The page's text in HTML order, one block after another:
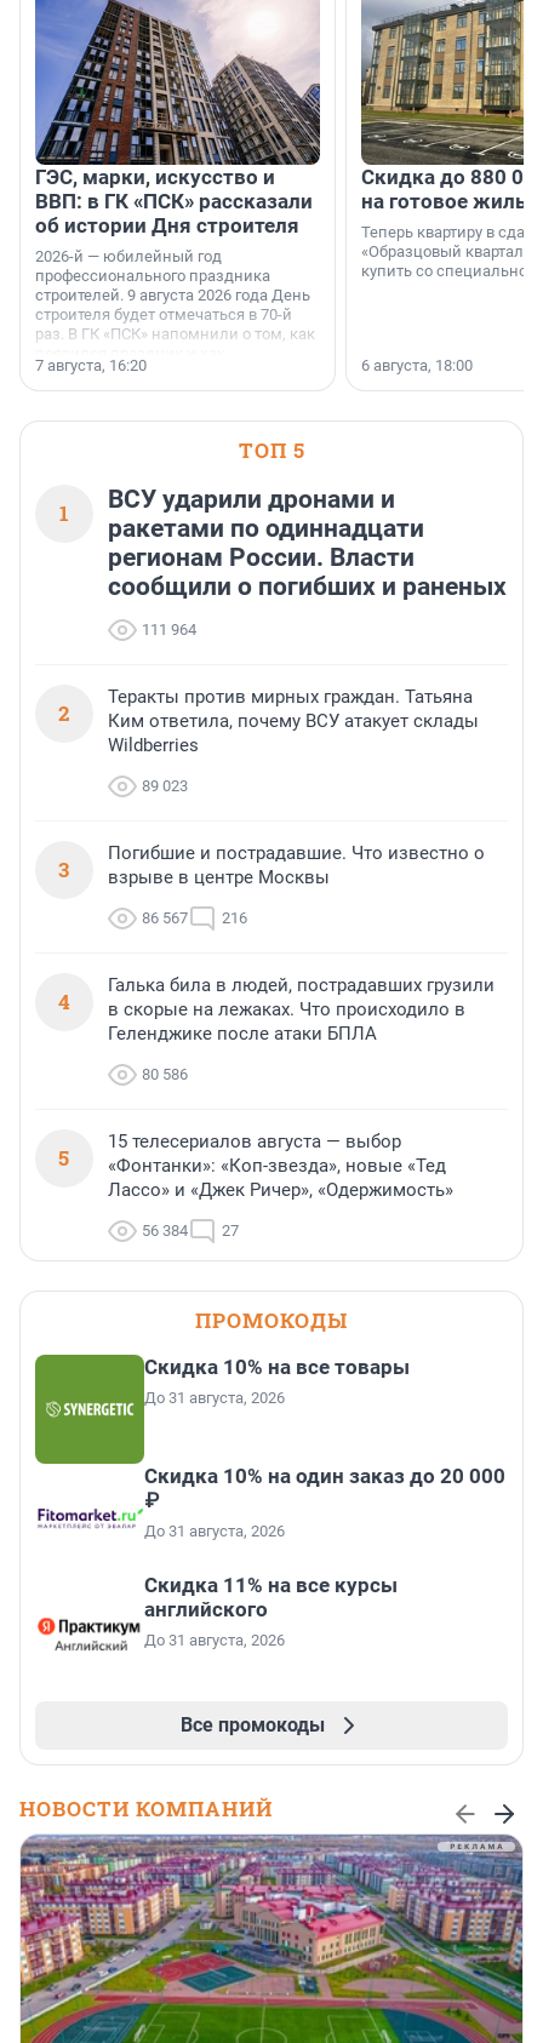
ГЭС, марки, искусство и
ВВП: в ГК «ПСК» рассказали
об истории Дня строителя
2026-й — юбилейный год
профессионального праздника
строителей. 9 августа 2026 года День
строителя будет отмечаться в 70-й
раз. В ГК «ПСК» напомнили о том, как
поменялась роль строительства.
7 августа, 16:20
Скидка до 880
на готовое
Теперь квартиру в
«Образцовый квартал
купить со специальной
6 августа, 18:00
ТОП 5
1
ВСУ ударили дронами и
ракетами по одиннадцати
регионам России. Власти
сообщили о погибших и раненых
111 964
2
Теракты против мирных граждан. Татьяна
Ким ответила, почему ВСУ атакует склады
Wildberries
89 023
3
Погибшие и пострадавшие. Что известно о
взрыве в центре Москвы
86 567 216
4
Галька била в людей, пострадавших грузили
в скорые на лежаках. Что происходило в
Геленджике после атаки БПЛА
80 586
5
15 телесериалов августа — выбор
«Фонтанки»: «Коп-звезда», новые «Тед
Лассо» и «Джек Ричер», «Одержимость»
56 384 27
ПРОМОКОДЫ
Скидка 10% на все товары
До 31 августа, 2026
Скидка 10% на один заказ до 20 000
₽
До 31 августа, 2026
Скидка 11% на все курсы
английского
До 31 августа, 2026
Все промокоды
НОВОСТИ КОМПАНИЙ